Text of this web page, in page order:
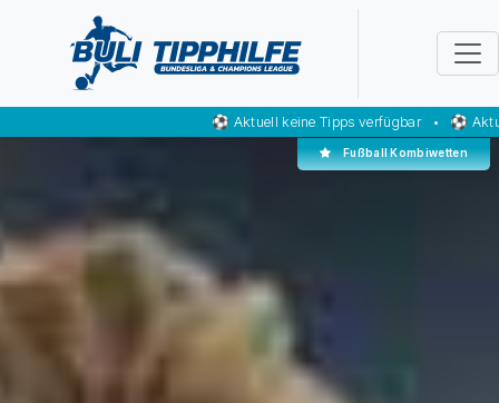
⚽ Aktuell keine Tipps verfügbar • ⚽ Aktuell keine Tipps
Fußball Kombiwetten